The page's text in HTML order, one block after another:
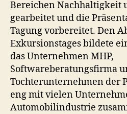
Bereichen Nachhaltigkeit
gearbeitet und die
Tagung vorbereitet. Den
Exkursionstages bildete
das Unternehmen MHP,
Softwareberatungsfirma
Tochterunternehmen der
eng mit vielen
Automobilindustrie